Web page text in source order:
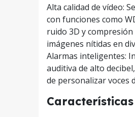
Alta calidad de vídeo:
con funciones como
ruido 3D y compresión
imágenes nítidas en
Alarmas inteligentes:
auditiva de alto
de personalizar voces
Características